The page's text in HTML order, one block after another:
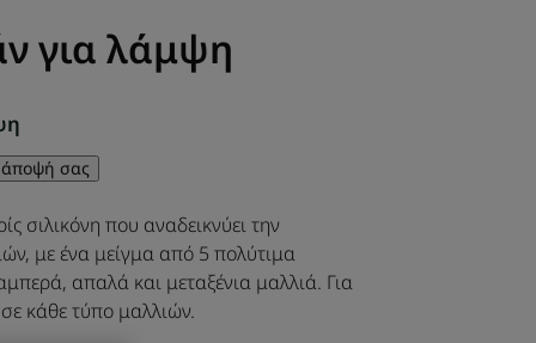
για λάμψη
άποψή σας
σιλικόνη που αναδεικνύει την
με ένα μείγμα από 5 πολύτιμα
απαλά και μεταξένια μαλλιά. Για
κάθε τύπο μαλλιών.